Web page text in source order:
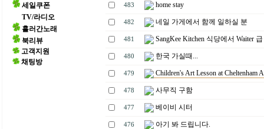
세일쿠폰
TV/라디오
흘러간노래
북리뷰
고객지원
채팅방
483 home stay
482 네일 가게에서 함께 일하실 분
481 SangKee Kitchen 식당에서 Waiter
480 한국 가실때...
479 Children's Art Lesson at Cheltenham
478 사무직 구함
477 베이비 시터
476 아기 봐 드립니다.